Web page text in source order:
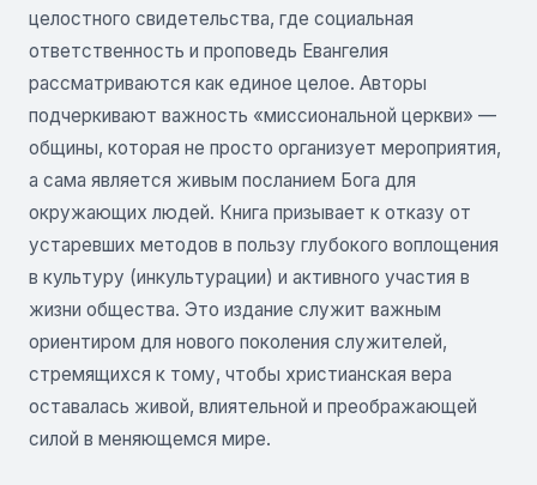
целостного свидетельства, где социальная
ответственность и проповедь Евангелия
рассматриваются как единое целое. Авторы
подчеркивают важность «миссиональной церкви» —
общины, которая не просто организует мероприятия,
а сама является живым посланием Бога для
окружающих людей. Книга призывает к отказу от
устаревших методов в пользу глубокого воплощения
в культуру (инкультурации) и активного участия в
жизни общества. Это издание служит важным
ориентиром для нового поколения служителей,
стремящихся к тому, чтобы христианская вера
оставалась живой, влиятельной и преображающей
силой в меняющемся мире.